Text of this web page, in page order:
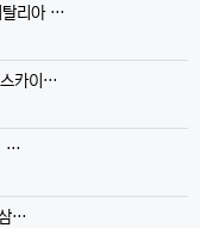
탈리아 …
카이…
…
…